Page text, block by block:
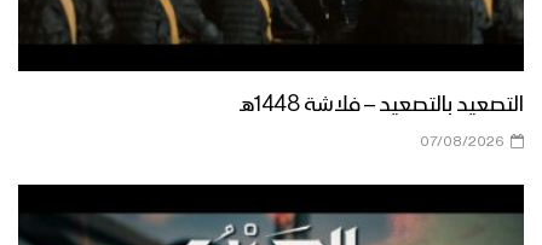
التصعيد بالتصعيد – فلاشة 1448هـ
07/08/2026